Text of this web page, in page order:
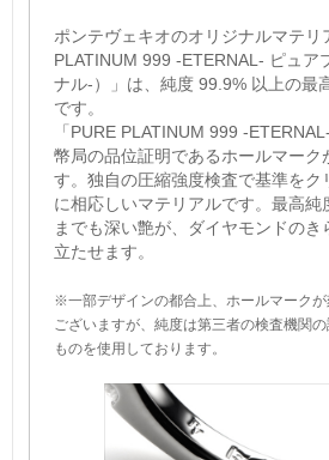
ポンテヴェキオのオリジナルマテリ
PLATINUM 999 -ETERNAL- ピュア
ナル-）」は、純度 99.9% 以上の最
です。
「PURE PLATINUM 999 -
幣局の品位証明であるホールマーク
す。独自の圧縮強度検査で基準をク
に相応しいマテリアルです。最高純
までも深い艶が、ダイヤモンドのき
立たせます。
※一部デザインの都合上、ホールマークが
ございますが、純度は第三者の検査機関
ものを使用しております。